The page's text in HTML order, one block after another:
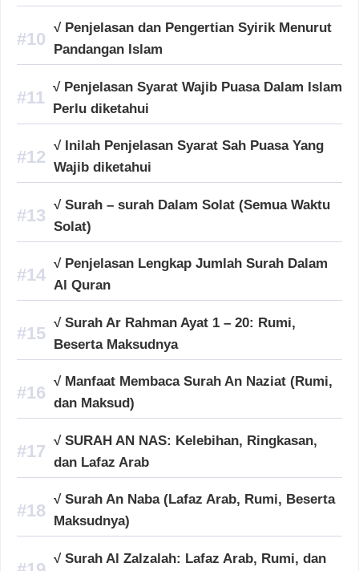
√ Penjelasan dan Pengertian Syirik Menurut
Pandangan Islam
√ Penjelasan Syarat Wajib Puasa Dalam Islam
Perlu diketahui
√ Inilah Penjelasan Syarat Sah Puasa Yang
Wajib diketahui
√ Surah – surah Dalam Solat (Semua Waktu
Solat)
√ Penjelasan Lengkap Jumlah Surah Dalam
Al Quran
√ Surah Ar Rahman Ayat 1 – 20: Rumi,
Beserta Maksudnya
√ Manfaat Membaca Surah An Naziat (Rumi,
dan Maksud)
√ SURAH AN NAS: Kelebihan, Ringkasan,
dan Lafaz Arab
√ Surah An Naba (Lafaz Arab, Rumi, Beserta
Maksudnya)
√ Surah Al Zalzalah: Lafaz Arab, Rumi, dan